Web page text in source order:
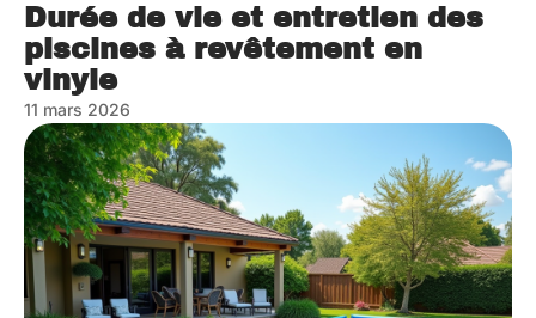
Durée de vie et entretien des
piscines à revêtement en
vinyle
11 mars 2026